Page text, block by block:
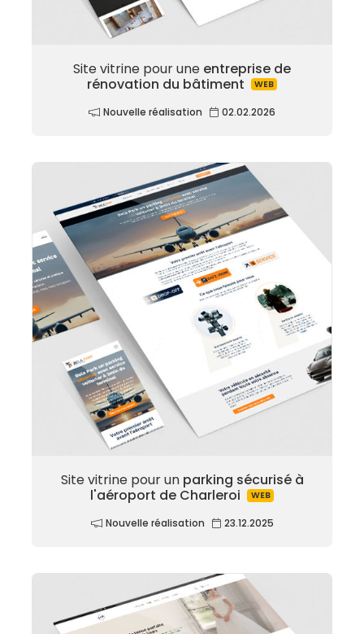
Site vitrine pour une entreprise de
rénovation du bâtiment
WEB
Nouvelle réalisation 02.02.2026
Site vitrine pour un parking sécurisé à
l'aéroport de Charleroi
WEB
Nouvelle réalisation 23.12.2025